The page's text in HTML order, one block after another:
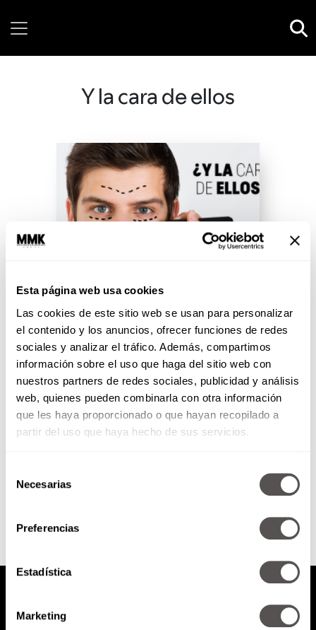
Esta página web usa cookies
Las cookies de este sitio web se usan para personalizar
el contenido y los anuncios, ofrecer funciones de redes
sociales y analizar el tráfico. Además, compartimos
información sobre el uso que haga del sitio web con
nuestros partners de redes sociales, publicidad y análisis
web, quienes pueden combinarla con otra información
que les haya proporcionado o que hayan recopilado a
partir del uso que haya hecho de sus servicios.
Necesarias
Preferencias
Estadística
Marketing
Y la cara de ellos
¿Y la cara de ellos?
Para que no digan que a los
hombres nunca los pelamos: 5
cosas que pueden hacerse en la
cara para...